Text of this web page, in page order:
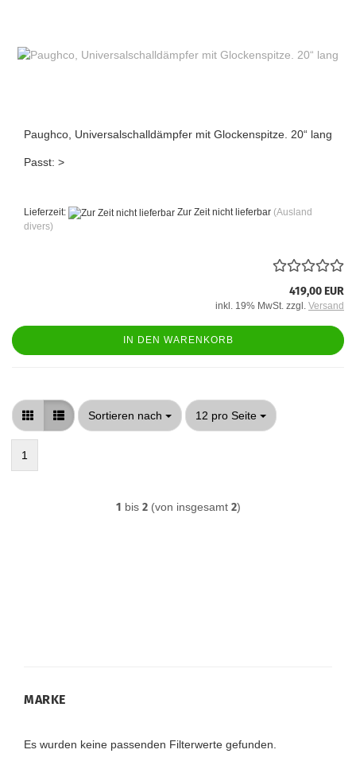
Paughco, Universalschalldämpfer mit Glockenspitze. 20“ lang
Passt: >
Lieferzeit: Zur Zeit nicht lieferbar (Ausland
divers)
419,00 EUR
inkl. 19% MwSt. zzgl. Versand
IN DEN WARENKORB
Sortieren nach
Sortieren nach 12 pro Seite
pro Seite
1
1 bis 2(von insgesamt 2)
MARKE
MARKE
Es wurden keine passenden Filterwerte gefunden.